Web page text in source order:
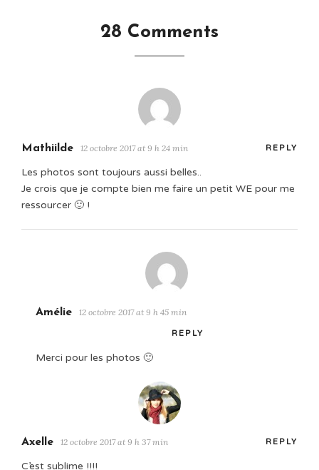
28 Comments
Mathiilde 12 octobre 2017 at 9 h 24 min REPLY
Les photos sont toujours aussi belles..
Je crois que je compte bien me faire un petit WE pour me
ressourcer 🙂 !
Amélie 12 octobre 2017 at 9 h 45 min
REPLY
Merci pour les photos 🙂
Axelle 12 octobre 2017 at 9 h 37 min REPLY
C’est sublime !!!!